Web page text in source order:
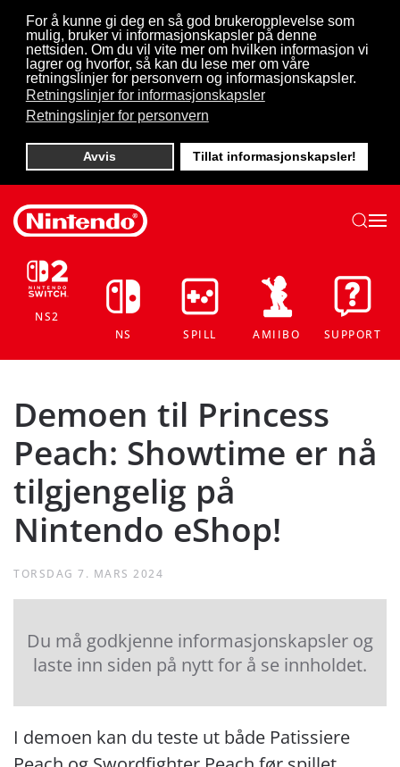
For å kunne gi deg en så god brukeropplevelse som
mulig, bruker vi informasjonskapsler på denne
nettsiden. Om du vil vite mer om hvilken informasjon vi
lagrer og hvorfor, så kan du lese mer om våre
retningslinjer for personvern og informasjonskapsler.
Retningslinjer for informasjonskapsler
Retningslinjer for personvern
Avvis Tillat informasjonskapsler!
Skip to main content
NS2
NS
SPILL AMIIBO SUPPORT
Demoen til Princess
Peach: Showtime er nå
tilgjengelig på
Nintendo eShop!
TORSDAG 7. MARS 2024
Du må godkjenne informasjonskapsler og
laste inn siden på nytt for å se innholdet.
I demoen kan du teste ut både Patissiere